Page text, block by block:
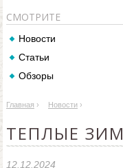
О БРЕНДЕ
ДОСТАВКА И ОПЛАТА
ОПТОВЫМ
КОНТАКТЫ
СМОТРИТЕ
Новости
Статьи
Обзоры
Главная › Новости ›
ТЕПЛЫЕ
12.12.2024